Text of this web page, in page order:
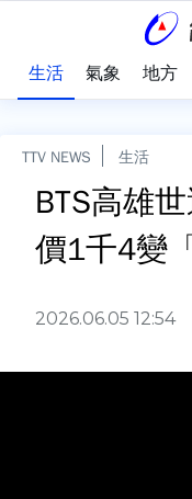
生活 氣象 地方
TTV NEWS 生活
BTS高雄
價1千4變
2026.06.05 12:54